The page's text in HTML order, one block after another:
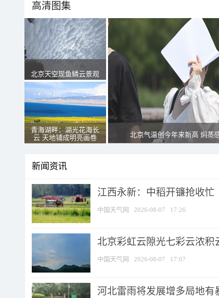
高清图集
北京天空现鱼鳞云景观
青海湖畔：湖光花海长
云 天地铺成明亮画卷
北京气温创今年来新高 焖蒸
新闻资讯
江西永新：中稻开镰抢收忙
中国天气网 2026-08-07 17:26
北京彩虹云隙光七彩云浓积
中国天气网 2026-08-07 17:07
河北雷雨将发展增多局地有